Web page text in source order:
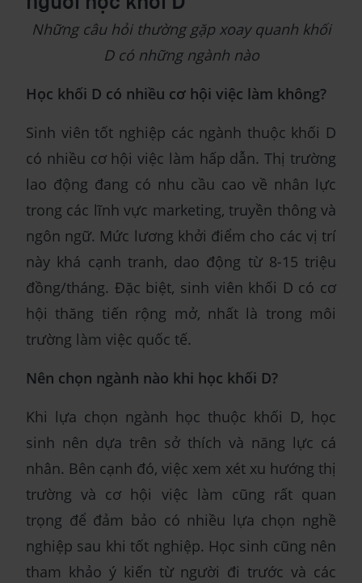
Những câu hỏi thường gặp xoay quanh khối
D có những ngành nào
Học khối D có nhiều cơ hội việc làm không?
Sinh viên tốt nghiệp các ngành thuộc khối D
có nhiều cơ hội việc làm hấp dẫn. Thị trường
lao động đang có nhu cầu cao về nhân lực
trong các lĩnh vực marketing, truyền thông và
ngôn ngữ. Mức lương khởi điểm cho các vị trí
này khá cạnh tranh, dao động từ 8-15 triệu
đồng/tháng. Đặc biệt, sinh viên khối D có cơ
hội thăng tiến rộng mở, nhất là trong môi
trường làm việc quốc tế.
Nên chọn ngành nào khi học khối D?
Khi lựa chọn ngành học thuộc khối D, học
sinh nên dựa trên sở thích và năng lực cá
nhân. Bên cạnh đó, việc xem xét xu hướng thị
trường và cơ hội việc làm cũng rất quan
trọng để đảm bảo có nhiều lựa chọn nghề
nghiệp sau khi tốt nghiệp. Học sinh cũng nên
tham khảo ý kiến từ người đi trước và các